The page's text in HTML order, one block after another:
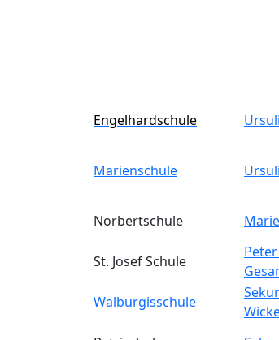
Engelhardschule
Marienschule
Norbertschule
St. Josef Schule
Walburgisschule